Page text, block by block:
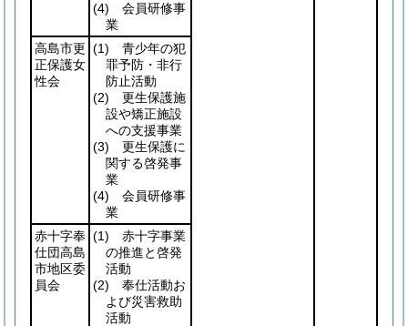
(4) 会員研修事
業
高島市更
正保護女
性会
(1) 青少年の犯
罪予防・非行
防止活動
(2) 更生保護施
設や矯正施設
への支援事業
(3) 更生保護に
関する啓発事
業
(4) 会員研修事
業
赤十字奉
仕団高島
市地区委
員会
(1) 赤十字事業
の推進と啓発
活動
(2) 奉仕活動お
よび災害救助
活動